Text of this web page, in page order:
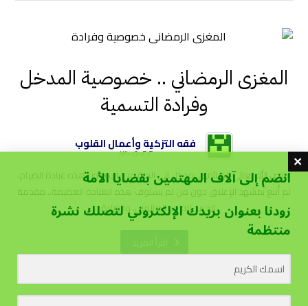
المغزى الرمضاني .. خصوصية المدخل
وفرادة التسمية
فقه التزكية وأعمال القلوب
٢٠٢٠-٠٥-١٣
اختص الله تعالى الصائمين بمدخل الى الجنة من باب يخص هذه عبادة الصيام،
ثم أُتبع بمشهد الإغلاق دون من لم يستوف هذه العبادة العظيمة.. مقدمة
الحمد لله رب العالمين، والصلاة ...
انضم إلى آلاف المهتمين بقضايا الأمة
زودنا بعنوان بريدك الإلكتروني لتصلك نشرة
منتظمة